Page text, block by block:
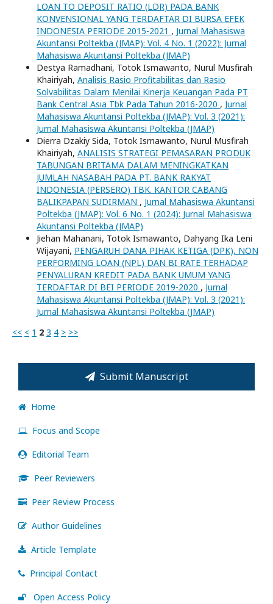
LOAN TO DEPOSIT RATIO (LDR) PADA BANK
KONVENSIONAL YANG TERDAFTAR DI BURSA EFEK
INDONESIA PERIODE 2015-2021 , Jurnal Mahasiswa
Akuntansi Poltekba (JMAP): Vol. 4 No. 1 (2022): Jurnal
Mahasiswa Akuntansi Poltekba (JMAP)
Destya Ramadhani, Totok Ismawanto, Nurul Musfirah
Khairiyah, Analisis Rasio Profitabilitas dan Rasio
Solvabilitas Dalam Menilai Kinerja Keuangan Pada PT
Bank Central Asia Tbk Pada Tahun 2016-2020 , Jurnal
Mahasiswa Akuntansi Poltekba (JMAP): Vol. 3 (2021):
Jurnal Mahasiswa Akuntansi Poltekba (JMAP)
Dierra Dzakiy Sida, Totok Ismawanto, Nurul Musfirah
Khairiyah, ANALISIS STRATEGI PEMASARAN PRODUK
TABUNGAN BRITAMA DALAM MENINGKATKAN
JUMLAH NASABAH PADA PT. BANK RAKYAT
INDONESIA (PERSERO) TBK. KANTOR CABANG
BALIKPAPAN SUDIRMAN , Jurnal Mahasiswa Akuntansi
Poltekba (JMAP): Vol. 6 No. 1 (2024): Jurnal Mahasiswa
Akuntansi Poltekba (JMAP)
Jiehan Mahanani, Totok Ismawanto, Dahyang Ika Leni
Wijayani, PENGARUH DANA PIHAK KETIGA (DPK), NON
PERFORMING LOAN (NPL) DAN BI RATE TERHADAP
PENYALURAN KREDIT PADA BANK UMUM YANG
TERDAFTAR DI BEI PERIODE 2019-2020 , Jurnal
Mahasiswa Akuntansi Poltekba (JMAP): Vol. 3 (2021):
Jurnal Mahasiswa Akuntansi Poltekba (JMAP)
<< < 1 2 3 4 > >>
Submit Manuscript
Home
Focus and Scope
Editorial Team
Peer Reviewers
Peer Review Process
Author Guidelines
Article Template
Principal Contact
Open Access Policy